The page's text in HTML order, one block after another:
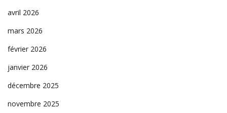
avril 2026
mars 2026
février 2026
janvier 2026
décembre 2025
novembre 2025